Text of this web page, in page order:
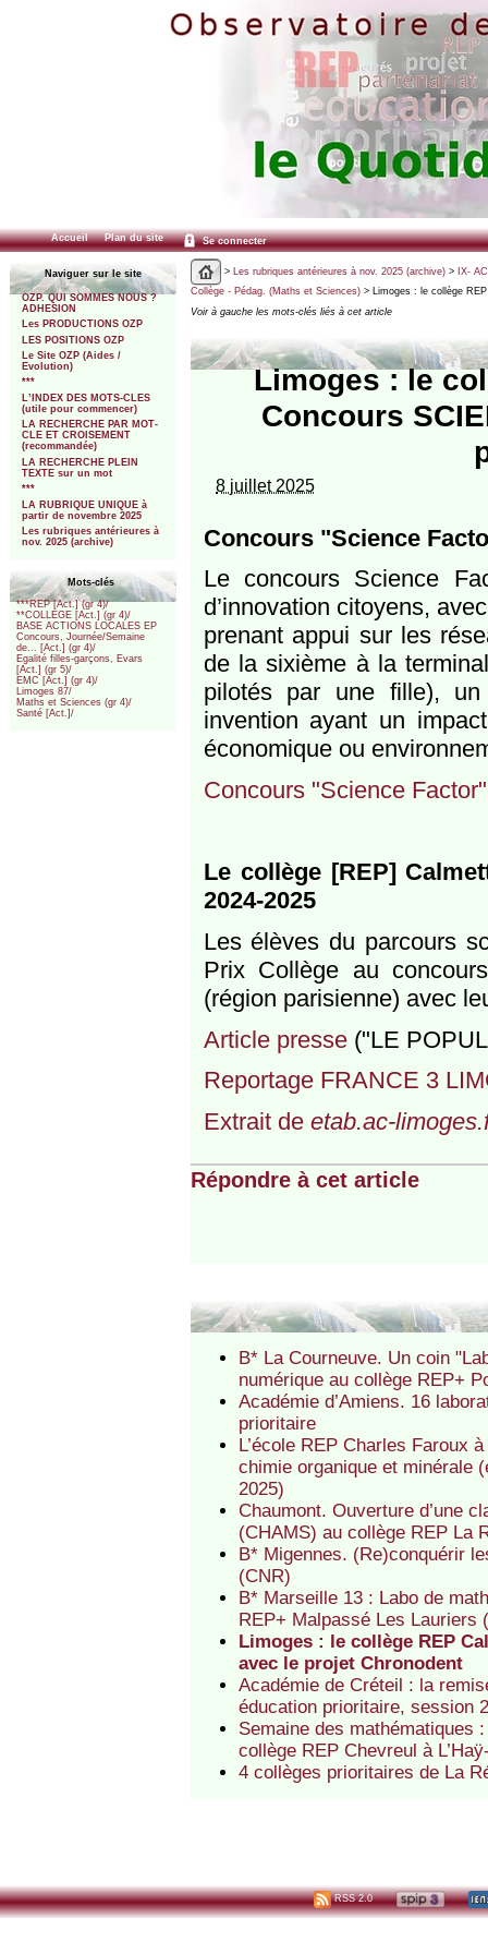
Accueil Plan du site Se connecter
Naviguer sur le site
OZP. QUI SOMMES NOUS ?
ADHESION
Les PRODUCTIONS OZP
LES POSITIONS OZP
Le Site OZP (Aides /
Evolution)
***
L’INDEX DES MOTS-CLES
(utile pour commencer)
LA RECHERCHE PAR MOT-
CLE ET CROISEMENT
(recommandée)
LA RECHERCHE PLEIN
TEXTE sur un mot
***
LA RUBRIQUE UNIQUE à
partir de novembre 2025
Les rubriques antérieures à
nov. 2025 (archive)
Mots-clés
***REP [Act.] (gr 4)/
**COLLEGE [Act.] (gr 4)/
BASE ACTIONS LOCALES EP
Concours, Journée/Semaine
de... [Act.] (gr 4)/
Egalité filles-garçons, Evars
[Act.] (gr 5)/
EMC [Act.] (gr 4)/
Limoges 87/
Maths et Sciences (gr 4)/
Santé [Act.]/
> Les rubriques antérieures à nov. 2025 (archive)> IX-
Collège - Pédag. (Maths et Sciences)> Limoges : le collège
Voir à gauche les mots-clés liés à cet article
Limoges : le
Concours
8 juillet 2025
Concours "Science
Le concours Science
d’innovation citoyens,
prenant appui sur les
de la sixième à la
pilotés par une fille), un
invention ayant un
économique ou
Concours "Science Factor"
Le collège [REP]
2024-2025
Les élèves du parcours
Prix Collège au
(région parisienne) avec
Article presse("LE
Reportage FRANCE 3
Extrait de etab.ac-
Répondre à cet article
B* La Courneuve. Un coin
numérique au collège REP+
Académie d’Amiens. 16
prioritaire
L’école REP Charles Faroux
chimie organique et minérale
2025)
Chaumont. Ouverture d’une
(CHAMS) au collège REP La
B* Migennes. (Re)conquérir
(CNR)
B* Marseille 13 : Labo de
REP+ Malpassé Les Lauriers
Limoges : le collège REP
avec le projet Chronodent
Académie de Créteil : la
éducation prioritaire, session
Semaine des mathématiques
collège REP Chevreul à
4 collèges prioritaires de La
RSS 2.0